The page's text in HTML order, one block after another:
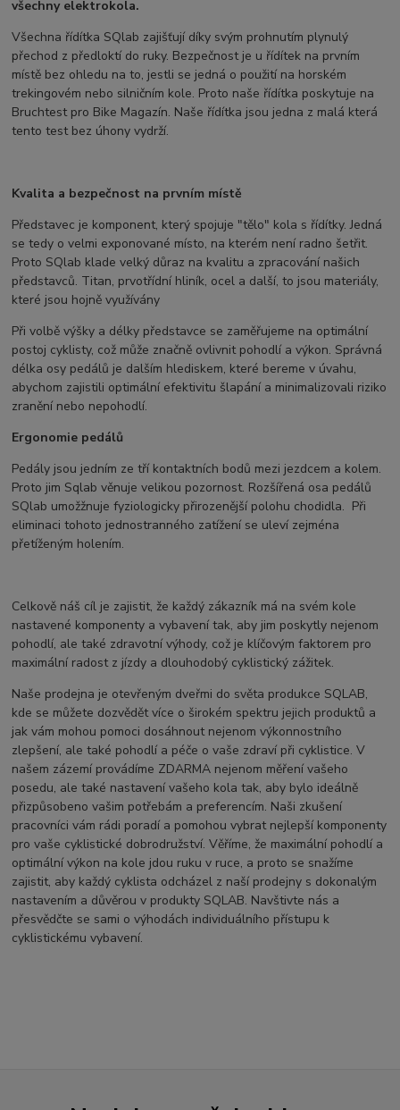
všechny elektrokola.
Všechna řídítka SQlab zajišťují díky svým prohnutím plynulý
přechod z předloktí do ruky. Bezpečnost je u řídítek na prvním
místě bez ohledu na to, jestli se jedná o použití na horském
trekingovém nebo silničním kole. Proto naše řídítka poskytuje na
Bruchtest pro Bike Magazín. Naše řídítka jsou jedna z malá která
tento test bez úhony vydrží.
Kvalita a bezpečnost na prvním místě
Představec je komponent, který spojuje "tělo" kola s řídítky. Jedná
se tedy o velmi exponované místo, na kterém není radno šetřit.
Proto SQlab klade velký důraz na kvalitu a zpracování našich
představců. Titan, prvotřídní hliník, ocel a další, to jsou materiály,
které jsou hojně využívány
Při volbě výšky a délky představce se zaměřujeme na optimální
postoj cyklisty, což může značně ovlivnit pohodlí a výkon. Správná
délka osy pedálů je dalším hlediskem, které bereme v úvahu,
abychom zajistili optimální efektivitu šlapání a minimalizovali riziko
zranění nebo nepohodlí.
Ergonomie pedálů
Pedály jsou jedním ze tří kontaktních bodů mezi jezdcem a kolem.
Proto jim Sqlab věnuje velikou pozornost. Rozšířená osa pedálů
SQlab umožžnuje fyziologicky přirozenější polohu chodidla. Při
eliminaci tohoto jednostranného zatížení se uleví zejména
přetíženým holením.
Celkově náš cíl je zajistit, že každý zákazník má na svém kole
nastavené komponenty a vybavení tak, aby jim poskytly nejenom
pohodlí, ale také zdravotní výhody, což je klíčovým faktorem pro
maximální radost z jízdy a dlouhodobý cyklistický zážitek.
Naše prodejna je otevřeným dveřmi do světa produkce SQLAB,
kde se můžete dozvědět více o širokém spektru jejich produktů a
jak vám mohou pomoci dosáhnout nejenom výkonnostního
zlepšení, ale také pohodlí a péče o vaše zdraví při cyklistice. V
našem zázemí provádíme ZDARMA nejenom měření vašeho
posedu, ale také nastavení vašeho kola tak, aby bylo ideálně
přizpůsobeno vašim potřebám a preferencím. Naši zkušení
pracovníci vám rádi poradí a pomohou vybrat nejlepší komponenty
pro vaše cyklistické dobrodružství. Věříme, že maximální pohodlí a
optimální výkon na kole jdou ruku v ruce, a proto se snažíme
zajistit, aby každý cyklista odcházel z naší prodejny s dokonalým
nastavením a důvěrou v produkty SQLAB. Navštivte nás a
přesvědčte se sami o výhodách individuálního přístupu k
cyklistickému vybavení.